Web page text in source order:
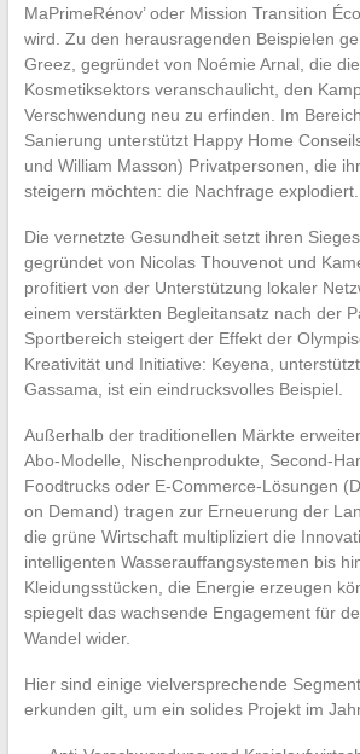
MaPrimeRénov’ oder Mission Transition
wird. Zu den herausragenden Beispielen
Greez, gegründet von Noémie Arnal, die
Kosmetiksektors veranschaulicht, den
Verschwendung neu zu erfinden. Im
Sanierung unterstützt Happy Home
und William Masson) Privatpersonen, die
steigern möchten: die Nachfrage explodiert.
Die vernetzte Gesundheit setzt ihren
gegründet von Nicolas Thouvenot und
profitiert von der Unterstützung lokaler
einem verstärkten Begleitansatz nach der
Sportbereich steigert der Effekt der
Kreativität und Initiative: Keyena,
Gassama, ist ein eindrucksvolles Beispiel.
Außerhalb der traditionellen Märkte
Abo-Modelle, Nischenprodukte, Second-
Foodtrucks oder E-Commerce-Lösungen
on Demand) tragen zur Erneuerung der
die grüne Wirtschaft multipliziert die
intelligenten Wasserauffangsystemen bis
Kleidungsstücken, die Energie erzeugen
spiegelt das wachsende Engagement für
Wandel wider.
Hier sind einige vielversprechende
erkunden gilt, um ein solides Projekt im